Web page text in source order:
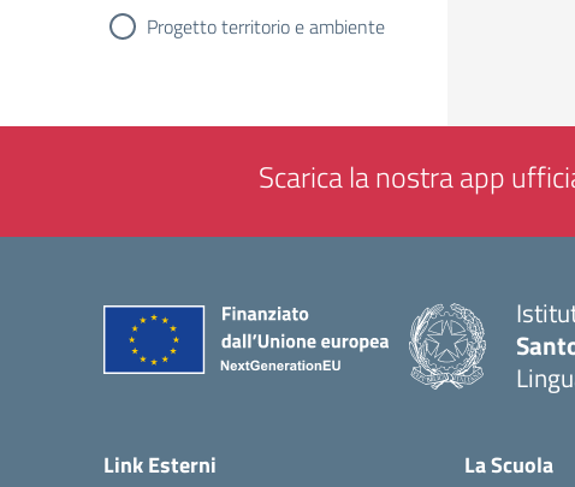
Progetto territorio e ambiente
Scarica la nostra app
Link Esterni La Scuola